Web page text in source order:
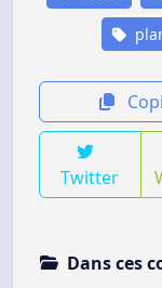
Twitter
Dans ces